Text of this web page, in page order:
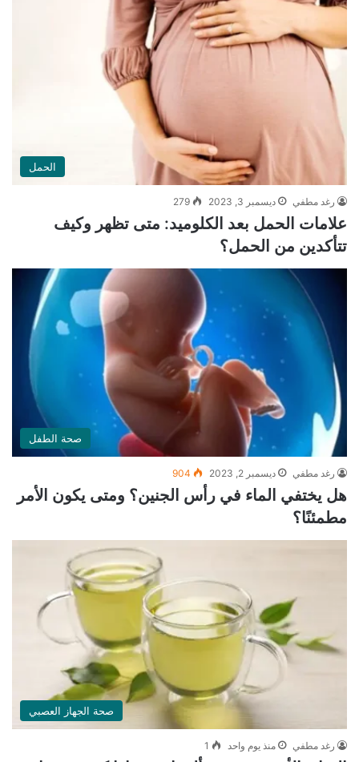
الحمل
رغد مطفي ديسمبر 3, 2023 279
علامات الحمل بعد الكلوميد: متى تظهر وكيف
تتأكدين من الحمل؟
صحة الطفل
رغد مطفي ديسمبر 2, 2023 904
هل يختفي الماء في رأس الجنين؟ ومتى يكون الأمر
مطمئنًا؟
صحة الجهاز العصبي
رغد مطفي منذ يوم واحد 1